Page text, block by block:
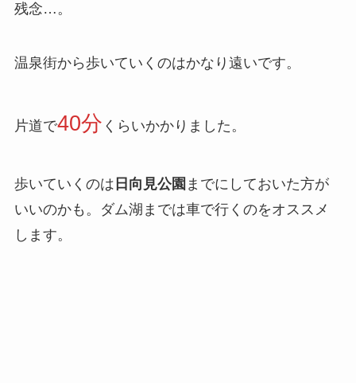
残念…。
温泉街から歩いていくのはかなり遠いです。
片道で40分 くらいかかりました。
歩いていくのは 日向見公園 までにしておいた方が
いいのかも。ダム湖までは車で行くのをオススメ
します。